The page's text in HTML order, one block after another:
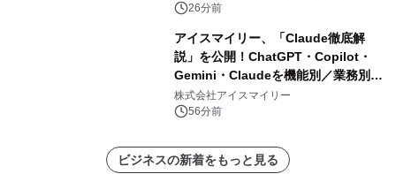
26分前
アイスマイリー、「Claude徹底解
説」を公開！ChatGPT・Copilot・
Gemini・Claudeを機能別／業務別に
比較―自社に合う生成AIの選び方がわ
かる実践ガイド
株式会社アイスマイリー
56分前
ビジネスの新着をもっと見る